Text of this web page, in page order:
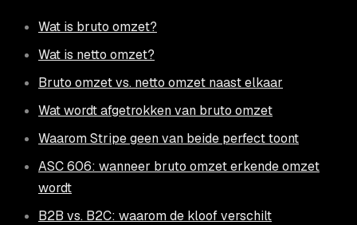
Wat is bruto omzet?
Wat is netto omzet?
Bruto omzet vs. netto omzet naast elkaar
Wat wordt afgetrokken van bruto omzet
Waarom Stripe geen van beide perfect toont
ASC 606: wanneer bruto omzet erkende omzet
wordt
B2B vs. B2C: waarom de kloof verschilt